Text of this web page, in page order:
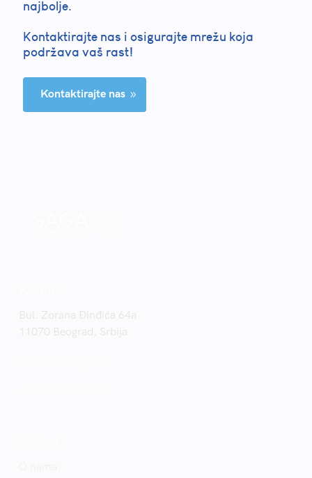
najbolje.
Kontaktirajte nas i osigurajte mrežu koja
podržava vaš rast!
Kontaktirajte nas 9
Bul. Zorana Đinđića 64a
11070 Beograd, Srbija